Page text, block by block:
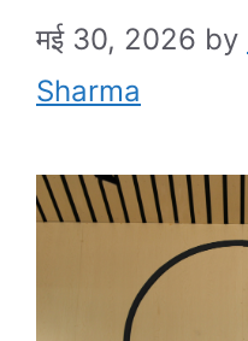
मई 30, 2026 by
Sharma